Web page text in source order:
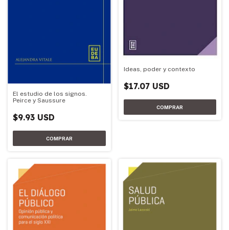
El estudio de los signos.
Peirce y Saussure
$9.93 USD
Ideas, poder y contexto
$17.07 USD